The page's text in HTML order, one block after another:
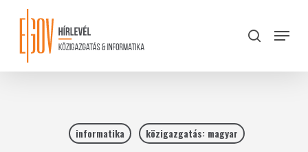
content
search
Menu
informatika közigazgatás: magyar
Close